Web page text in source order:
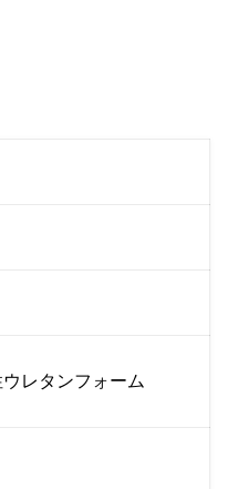
レタンフォーム